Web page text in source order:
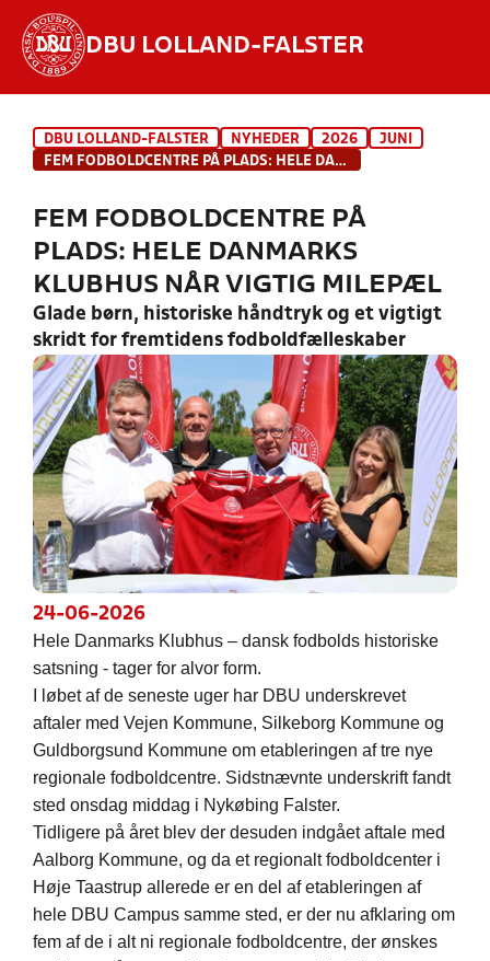
DBU LOLLAND-FALSTER
INDHOLD OG NYHEDER
HOLD
DBU LOLLAND-FALSTER NYHEDER 2026
JUNI
FEM FODBOLDCENTRE PÅ PLADS: HELE DANMARKS KLUBHUS NÅR VIGTIG MILEPÆL
FEM FODBOLDCENTRE PÅ
PLADS: HELE DANMARKS
KLUBHUS NÅR VIGTIG MILEPÆL
Glade børn, historiske håndtryk og et vigtigt
skridt for fremtidens fodboldfælleskaber
24-06-2026
Hele Danmarks Klubhus – dansk fodbolds historiske
satsning - tager for alvor form.
I løbet af de seneste uger har DBU underskrevet
aftaler med Vejen Kommune, Silkeborg Kommune og
Guldborgsund Kommune om etableringen af tre nye
regionale fodboldcentre. Sidstnævnte underskrift fandt
sted onsdag middag i Nykøbing Falster.
Tidligere på året blev der desuden indgået aftale med
Aalborg Kommune, og da et regionalt fodboldcenter i
Høje Taastrup allerede er en del af etableringen af
hele DBU Campus samme sted, er der nu afklaring om
fem af de i alt ni regionale fodboldcentre, der ønskes